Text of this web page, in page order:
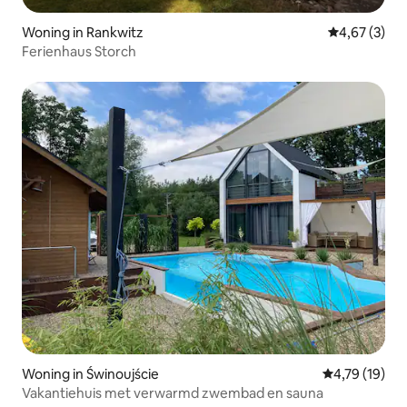
Woning in Rankwitz
4,67 (3)
Ferienhaus Storch
Woning in Świnoujście Gemiddelde
4,79 (19)
Vakantiehuis met verwarmd zwembad en sauna